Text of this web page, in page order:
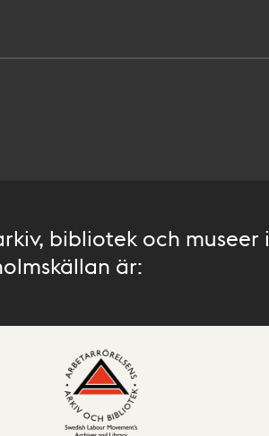
bibliotek och museer i
är: